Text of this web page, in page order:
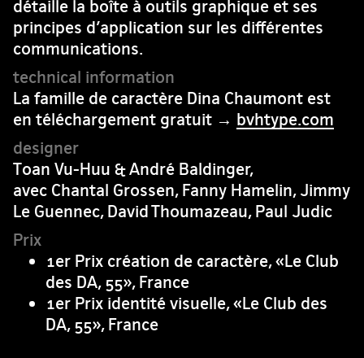
détaille la boîte à outils graphique et ses
principes d’application sur les différentes
communications.
La famille de caractère Dina Chaumont est
en téléchargement gratuit → bvhtype.com
Toan Vu-Huu & André Baldinger,
avec Chantal Grossen, Fanny Hamelin, Jimmy
Le Guennec, David Thoumazeau, Paul Judic
1er Prix création de caractère, «Le Club
des DA, 55», France
1er Prix identité visuelle, «Le Club des
DA, 55», France